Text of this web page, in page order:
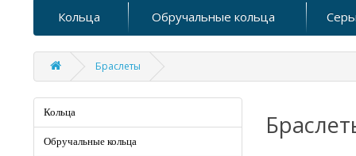
Кольца Обручальные кольца
Браслеты
Кольца
Обручальные кольца